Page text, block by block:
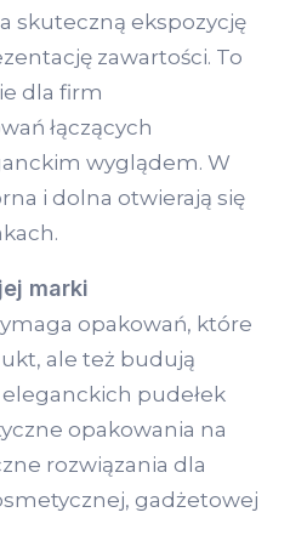
skuteczną ekspozycję
zawartości. To
dla firm
łączących
wyglądem. W
i dolna otwierają się
marki
opakowań, które
ale też budują
pudełek
opakowania na
rozwiązania dla
gadżetowej